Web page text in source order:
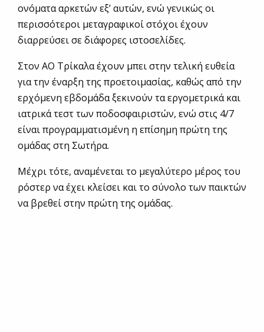
ονόματα αρκετών εξ’ αυτών, ενώ γενικώς οι
περισσότεροι μεταγραφικοί στόχοι έχουν
διαρρεύσει σε διάφορες ιστοσελίδες.
Στον ΑΟ Τρίκαλα έχουν μπει στην τελική ευθεία
για την έναρξη της προετοιμασίας, καθώς από την
ερχόμενη εβδομάδα ξεκινούν τα εργομετρικά και
ιατρικά τεστ των ποδοσφαιριστών, ενώ στις 4/7
είναι προγραμματισμένη η επίσημη πρώτη της
ομάδας στη Σωτήρα.
Μέχρι τότε, αναμένεται το μεγαλύτερο μέρος του
ρόστερ να έχει κλείσει και το σύνολο των παικτών
να βρεθεί στην πρώτη της ομάδας.